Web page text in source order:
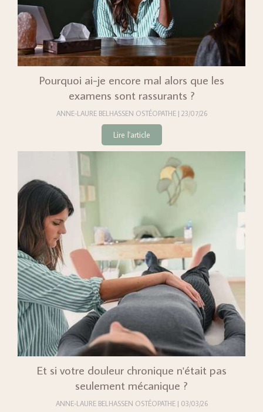
Pourquoi ai-je encore mal alors que les
examens sont rassurants ?
ANNE-LAURE BELHASSEN OSTÉOPATHE 23/07/26
Lire l'article
Et si votre douleur chronique n'était pas
seulement mécanique ?
ANNE-LAURE BELHASSEN OSTÉOPATHE 03/03/26